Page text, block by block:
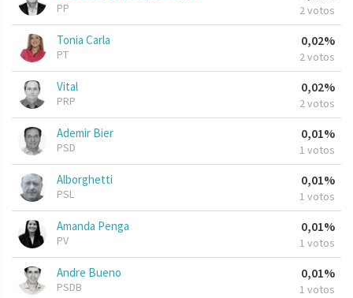
PP 2 votos
Tonia Carla
PT
0,02%
2 votos
Vital
PRP
0,02%
2 votos
Ademir Bier
PSD
0,01%
1 votos
Alborghetti
PSL
0,01%
1 votos
Amanda Penga
PV
0,01%
1 votos
Andre Bueno
PSDB
0,01%
1 votos